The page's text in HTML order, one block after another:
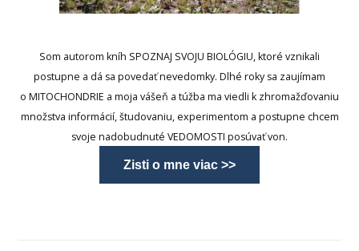
Som autorom kníh SPOZNAJ SVOJU BIOLÓGIU, ktoré vznikali
postupne a dá sa povedať nevedomky. Dlhé roky sa zaujímam
o MITOCHONDRIE a moja vášeň a túžba ma viedli k zhromažďovaniu
množstva informácií, študovaniu, experimentom a postupne chcem
svoje nadobudnuté VEDOMOSTI posúvať von.
Zisti o mne viac >>